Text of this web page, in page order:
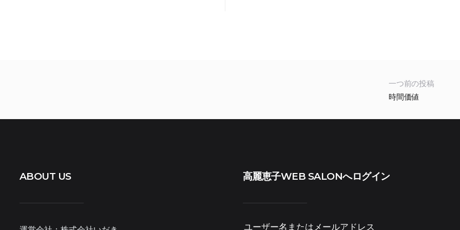
一つ前の投稿
時間価値
ABOUT US 高麗恵子WEB SALONへログイン
ユーザー名またはメールアドレス